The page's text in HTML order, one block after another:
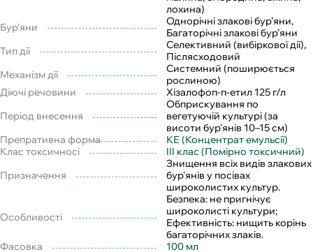
лохина)
Бур'яни
Однорічні злакові бур’яни,
Багаторічні злакові бур’яни
Тип дії
Селективний (вибіркової дії),
Післясходовий
Механізм дії
Системний (поширюється
рослиною)
Діючі речовини
Хізалофоп-п-етил 125 г/л
Період внесення
Обприскування по
вегетуючій культурі (за
висоти бур'янів 10–15 см)
Препративна форма
КЕ (Концентрат емульсії)
Клас токсичносі
III клас (Помірно токсичний)
Призначення
Знищення всіх видів злакових
бур'янів у посівах
широколистих культур.
Особливості
Безпека: не пригнічує
широколисті культури;
Ефективність: нищить корінь
багаторічних злаків.
Фасовка
100 мл